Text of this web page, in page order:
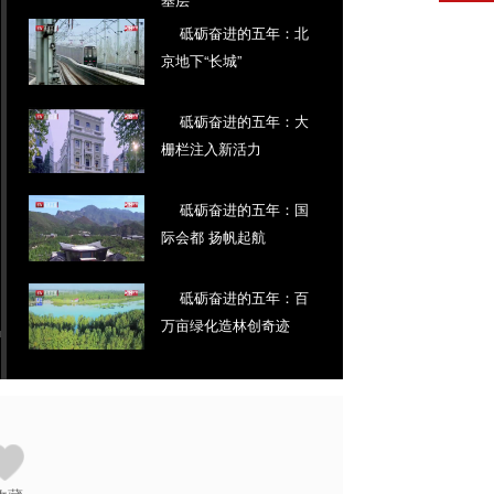
砥砺奋进的五年：北
京地下“长城”
砥砺奋进的五年：大
栅栏注入新活力
砥砺奋进的五年：国
际会都 扬帆起航
砥砺奋进的五年：百
万亩绿化造林创奇迹